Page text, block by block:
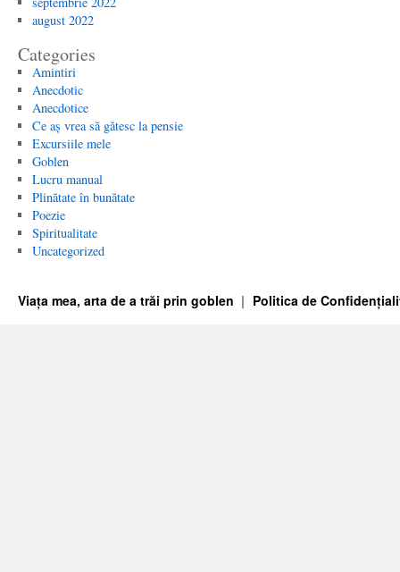
august 2022
Categories
Amintiri
Anecdotic
Anecdotice
Ce aș vrea să gătesc la pensie
Excursiile mele
Goblen
Lucru manual
Plinătate în bunătate
Poezie
Spiritualitate
Uncategorized
Viața mea, arta de a trăi prin goblen Politica de